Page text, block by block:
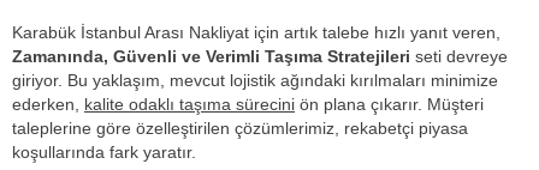
Karabük İstanbul Arası Nakliyat için artık talebe hızlı yanıt veren,
Zamanında, Güvenli ve Verimli Taşıma Stratejileri seti devreye
giriyor. Bu yaklaşım, mevcut lojistik ağındaki kırılmaları minimize
ederken, kalite odaklı taşıma sürecini ön plana çıkarır. Müşteri
taleplerine göre özelleştirilen çözümlerimiz, rekabetçi piyasa
koşullarında fark yaratır.